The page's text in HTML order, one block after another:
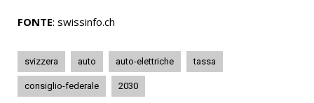
FONTE: swissinfo.ch
svizzera auto auto-elettriche tassa
consiglio-federale 2030